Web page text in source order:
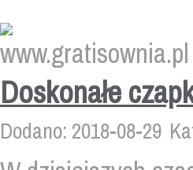
Doskonałe
Dodano: 2018-08-29